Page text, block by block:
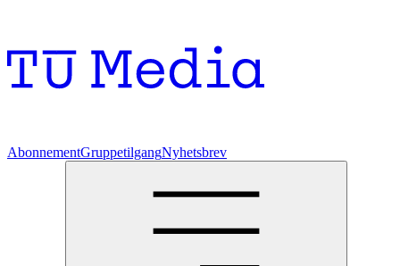
AbonnementGruppetilgangNyhetsbrev